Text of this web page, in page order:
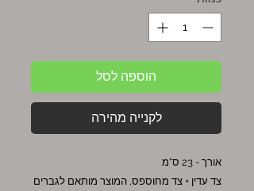
הוספה לסל
לקנייה מהירה
אורך - 23 ס"מ
צד עדין + צד מחוספס, המוצר מותאם לגברים